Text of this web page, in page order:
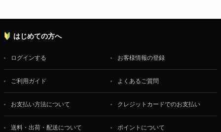
はじめての方へ
ログインする お客様情報の登録
ご利用ガイド よくあるご質問
お支払い方法について クレジットカードでのお支払い
送料・出荷・配送について ポイントについて